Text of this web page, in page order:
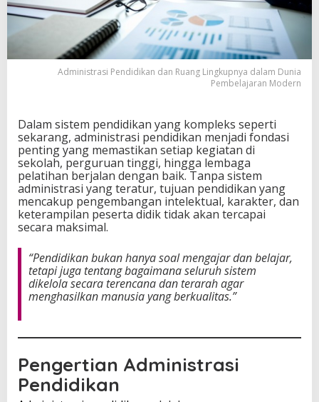
n
a
n
R
u
L
i
n
g
k
u
p
n
d
a
l
a
m
a
Administrasi Pendidikan dan Ruang Lingkupnya dalam Dunia
Pembelajaran Modern
Dalam sistem pendidikan yang kompleks seperti
sekarang, administrasi pendidikan menjadi fondasi
penting yang memastikan setiap kegiatan di
sekolah, perguruan tinggi, hingga lembaga
pelatihan berjalan dengan baik. Tanpa sistem
administrasi yang teratur, tujuan pendidikan yang
mencakup pengembangan intelektual, karakter, dan
keterampilan peserta didik tidak akan tercapai
secara maksimal.
“Pendidikan bukan hanya soal mengajar dan belajar,
tetapi juga tentang bagaimana seluruh sistem
dikelola secara terencana dan terarah agar
menghasilkan manusia yang berkualitas.”
Pengertian Administrasi
Pendidikan